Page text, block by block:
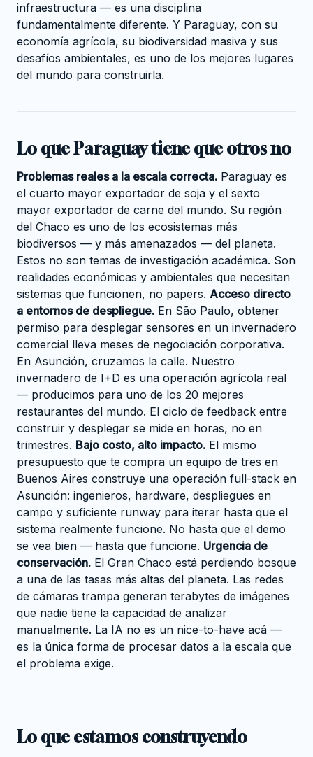
infraestructura — es una disciplina
fundamentalmente diferente. Y Paraguay, con su
economía agrícola, su biodiversidad masiva y sus
desafíos ambientales, es uno de los mejores lugares
del mundo para construirla.
Lo que Paraguay tiene que otros no
Problemas reales a la escala correcta. Paraguay es
el cuarto mayor exportador de soja y el sexto
mayor exportador de carne del mundo. Su región
del Chaco es uno de los ecosistemas más
biodiversos — y más amenazados — del planeta.
Estos no son temas de investigación académica. Son
realidades económicas y ambientales que necesitan
sistemas que funcionen, no papers. Acceso directo
a entornos de despliegue. En São Paulo, obtener
permiso para desplegar sensores en un invernadero
comercial lleva meses de negociación corporativa.
En Asunción, cruzamos la calle. Nuestro
invernadero de I+D es una operación agrícola real
— producimos para uno de los 20 mejores
restaurantes del mundo. El ciclo de feedback entre
construir y desplegar se mide en horas, no en
trimestres. Bajo costo, alto impacto. El mismo
presupuesto que te compra un equipo de tres en
Buenos Aires construye una operación full-stack en
Asunción: ingenieros, hardware, despliegues en
campo y suficiente runway para iterar hasta que el
sistema realmente funcione. No hasta que el demo
se vea bien — hasta que funcione. Urgencia de
conservación. El Gran Chaco está perdiendo bosque
a una de las tasas más altas del planeta. Las redes
de cámaras trampa generan terabytes de imágenes
que nadie tiene la capacidad de analizar
manualmente. La IA no es un nice-to-have acá —
es la única forma de procesar datos a la escala que
el problema exige.
Lo que estamos construyendo